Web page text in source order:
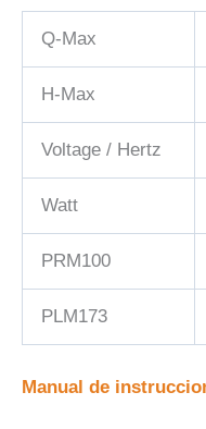
Q-Max
H-Max
Voltage / Hertz
Watt
PRM100
PLM173
Manual de